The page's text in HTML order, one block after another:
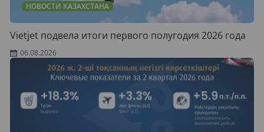
НОВОСТИ КАЗАХСТАНА
Vietjet подвела итоги первого полугодия 2026 года
06.08.2026